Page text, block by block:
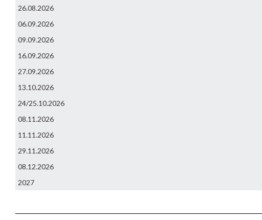
26.08.2026
06.09.2026
09.09.2026
16.09.2026
27.09.2026
13.10.2026
24/25.10.2026
08.11.2026
11.11.2026
29.11.2026
08.12.2026
2027